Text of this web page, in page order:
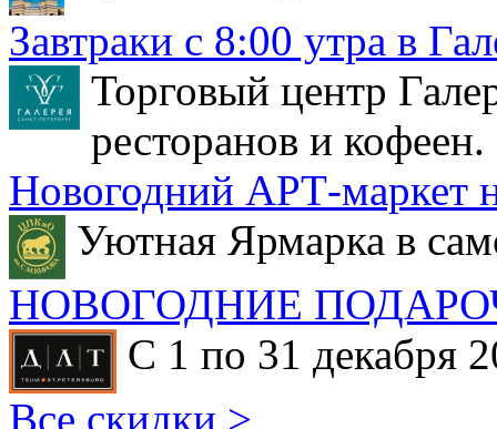
Завтраки с 8:00 утра в
Торговый центр
ресторанов и кофеен.
Новогодний АРТ-маркет
Уютная Ярмарка в
НОВОГОДНИЕ
С 1 по 31 декабря
Все скидки >